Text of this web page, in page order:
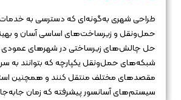
طراحی شهری به‌گونه‌ای که دسترسی به
حمل‌ونقل و زیرساخت‌های اساسی آسان و
حل چالش‌های زیرساختی در شهرهای
شبکه‌های حمل‌ونقل یکپارچه که بتوانند به
مقصدهای مختلف منتقل کنند و همچنین
سیستم‌های آسانسور پیشرفته که زمان